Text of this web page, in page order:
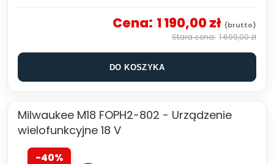
Cena: 1 190,00 zł
1 699,00 zł
DO KOSZYKA
Milwaukee M18 FOPH2-802 - Urządzenie
wielofunkcyjne 18 V
-40%